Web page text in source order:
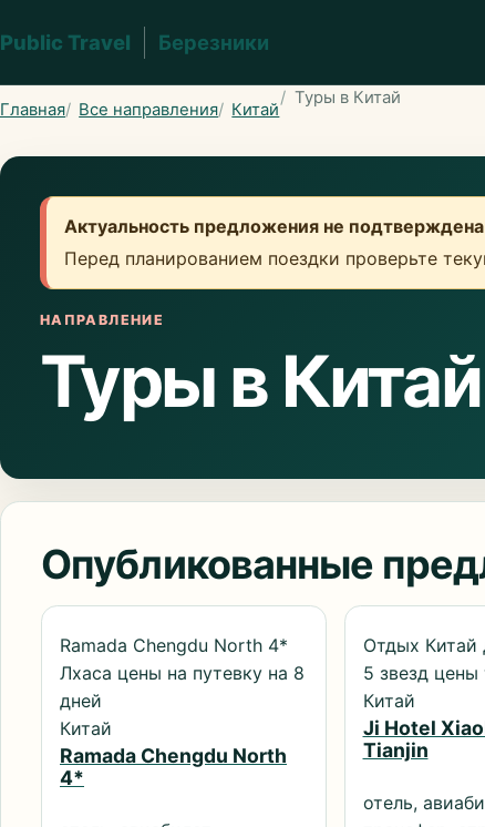
Public Travel Березники
Главная Все направления Китай
Туры в Китай
Актуальность предложения не подтверждена
Перед планированием поездки проверьте
НАПРАВЛЕНИЕ
Туры в Китай
Опубликованные
Ramada Chengdu North 4*
Лхаса цены на путевку на 8
дней
Китай
Ramada Chengdu North
4*
Отдых Китай
5 звезд цены
Китай
Ji Hotel
Tianjin
отель,